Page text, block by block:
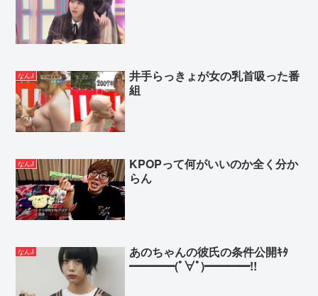
なんJ
井手らっきょが女の乳首吸った番
組
なんJ
KPOPって何がいいのか全く分か
らん
なんJ
あのちゃんの彼氏の条件公開ｷﾀ
━━━━(ﾟ∀ﾟ)━━━━!!